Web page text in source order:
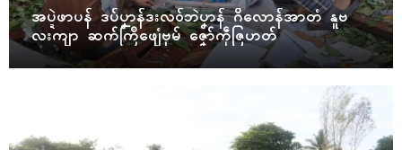
အပ္ဍဲဖာပန် ဒပ်ပၞာန်ဒးလဝ်ဘဲပၞာန် ဂိလောန်အာတံ နူဗ
လးကျာ ဆက်ကြဳဖျေံဗုမ် ဇၞော်ကဵုဇြဟတ်